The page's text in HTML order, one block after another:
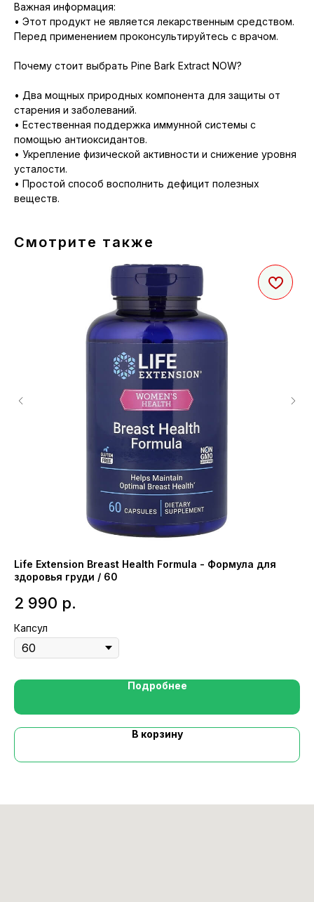
Важная информация:
• Этот продукт не является лекарственным средством.
Перед применением проконсультируйтесь с врачом.
Почему стоит выбрать Pine Bark Extract NOW?
• Два мощных природных компонента для защиты от
старения и заболеваний.
• Естественная поддержка иммунной системы с
помощью антиоксидантов.
• Укрепление физической активности и снижение уровня
усталости.
• Простой способ восполнить дефицит полезных
веществ.
Смотрите также
Life Extension Breast Health Formula - Формула для
здоровья груди / 60
2 990 р.
Капсул
Подробнее
В корзину